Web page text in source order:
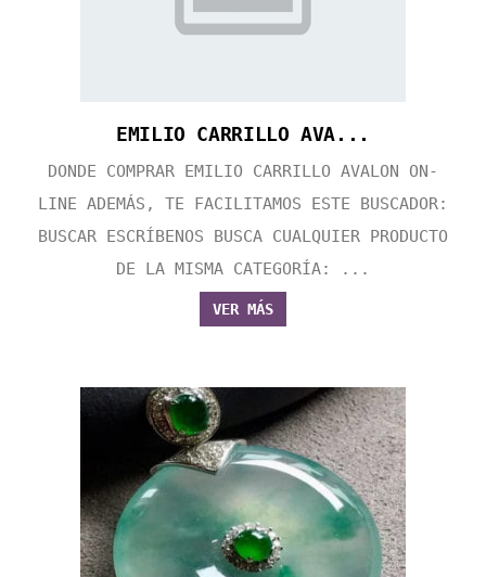
EMILIO CARRILLO AVA...
DONDE COMPRAR EMILIO CARRILLO AVALON ON-
LINE ADEMÁS, TE FACILITAMOS ESTE BUSCADOR:
BUSCAR ESCRÍBENOS BUSCA CUALQUIER PRODUCTO
DE LA MISMA CATEGORÍA: ...
VER MÁS